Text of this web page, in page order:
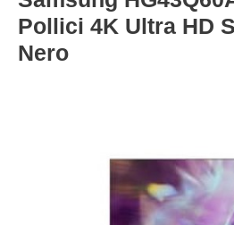
Pollici 4K Ultra HD
Nero